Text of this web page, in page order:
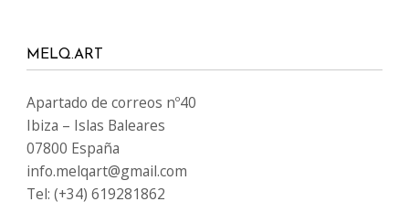
MELQ.ART
Apartado de correos nº40
Ibiza – Islas Baleares
07800 España
info.melqart@gmail.com
Tel: (+34) 619281862